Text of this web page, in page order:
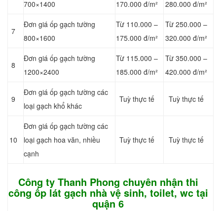
700×1400 170.000 đ/m² 280.000 đ/m²
7
Đơn giá ốp gạch tường
800×1600
Từ 110.000 –
175.000 đ/m²
Từ 250.000 –
320.000 đ/m²
8
Đơn giá ốp gạch tường
1200×2400
Từ 115.000 –
185.000 đ/m²
Từ 350.000 –
420.000 đ/m²
9
Đơn giá ốp gạch tường các
loại gạch khổ khác
Tuỳ thực tế Tuỳ thực tế
10
Đơn giá ốp gạch tường các
loại gạch hoa văn, nhiều
cạnh
Tuỳ thực tế Tuỳ thực tế
Công ty Thanh Phong chuyên nhận thi
công ốp lát gạch nhà vệ sinh, toilet, wc tại
quận 6